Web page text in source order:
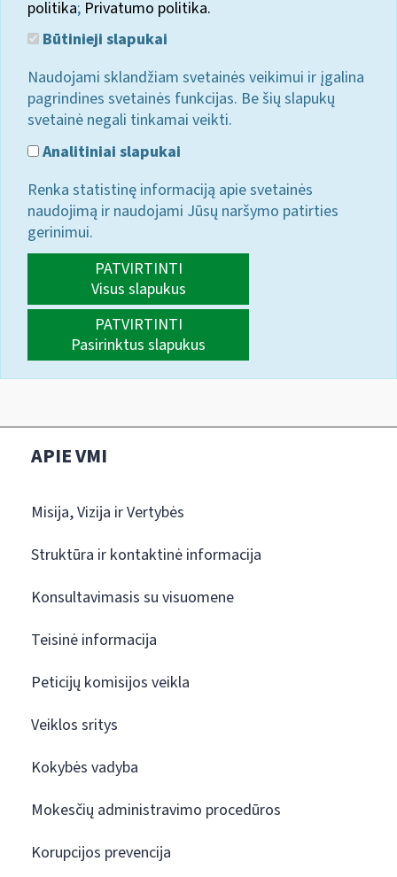
politika; Privatumo politika.
Būtinieji slapukai
Naudojami sklandžiam svetainės veikimui ir įgalina
pagrindines svetainės funkcijas. Be šių slapukų
svetainė negali tinkamai veikti.
Analitiniai slapukai
Renka statistinę informaciją apie svetainės
naudojimą ir naudojami Jūsų naršymo patirties
gerinimui.
PATVIRTINTI
Visus slapukus
PATVIRTINTI
Pasirinktus slapukus
APIE VMI
Misija, Vizija ir Vertybės
Struktūra ir kontaktinė informacija
Konsultavimasis su visuomene
Teisinė informacija
Peticijų komisijos veikla
Veiklos sritys
Kokybės vadyba
Mokesčių administravimo procedūros
Korupcijos prevencija